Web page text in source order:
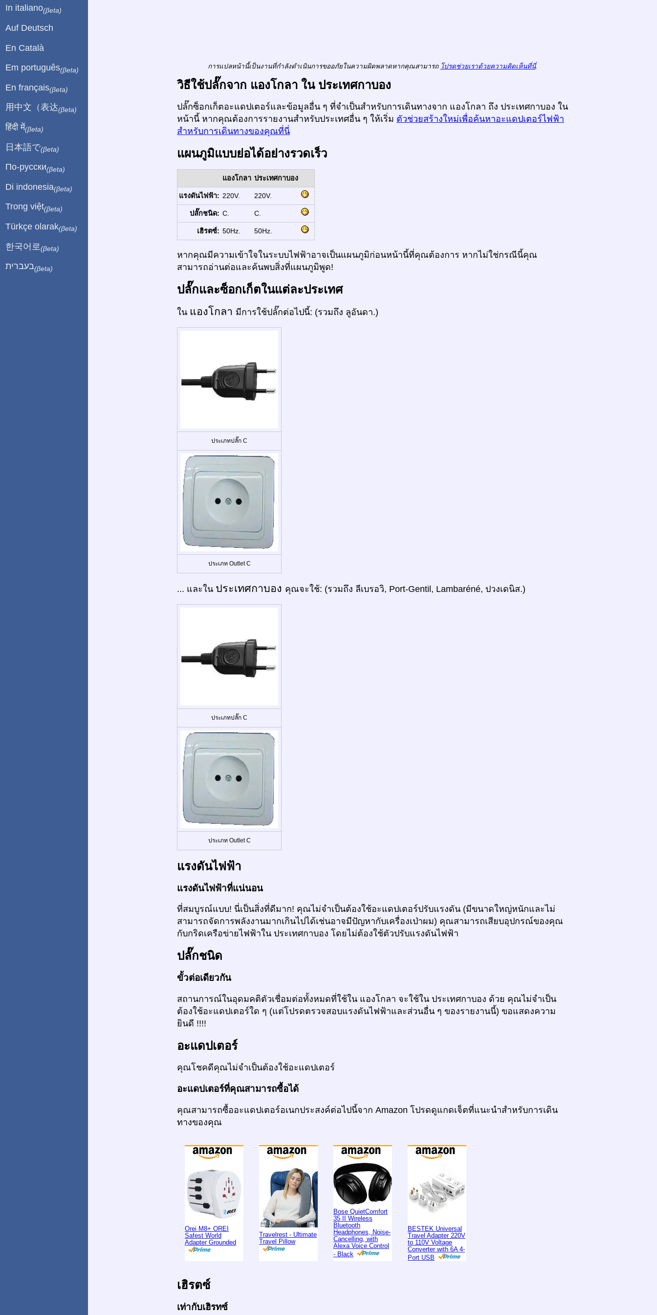
การแปลหน้านี้เป็นงานที่กำลังดำเนินการขออภัยในความผิดพลาดหากคุณสามารถ โปรดช่วยเราด้วยความคิดเห็นที่นี่.
วิธีใช้ปลั๊กจาก แองโกลา ใน ประเทศกาบอง
ปลั๊กซ็อกเก็ตอะแดปเตอร์และข้อมูลอื่น ๆ ที่จำเป็นสำหรับการเดินทางจาก แองโกลา ถึง ประเทศกาบอง ใน
หน้านี้ หากคุณต้องการรายงานสำหรับประเทศอื่น ๆ ให้เริ่ม ตัวช่วยสร้างใหม่เพื่อค้นหาอะแดปเตอร์ไฟฟ้า
สำหรับการเดินทางของคุณที่นี่
แผนภูมิแบบย่อได้อย่างรวดเร็ว
แองโกลา ประเทศกาบอง
แรงดันไฟฟ้า: 220V. 220V.
ปลั๊กชนิด: C. C.
เฮิรตซ์: 50Hz. 50Hz.
หากคุณมีความเข้าใจในระบบไฟฟ้าอาจเป็นแผนภูมิก่อนหน้านี้ที่คุณต้องการ หากไม่ใช่กรณีนี้คุณ
สามารถอ่านต่อและค้นพบสิ่งที่แผนภูมิพูด!
ปลั๊กและซ็อกเก็ตในแต่ละประเทศ
ใน แองโกลา มีการใช้ปลั๊กต่อไปนี้: (รวมถึง ลูอันดา.)
ประเภทปลั๊ก C
ประเภท Outlet C
... และใน ประเทศกาบอง คุณจะใช้: (รวมถึง ลีเบรอวิ, Port-Gentil, Lambaréné, ปวงเดนิส.)
ประเภทปลั๊ก C
ประเภท Outlet C
แรงดันไฟฟ้า
แรงดันไฟฟ้าที่แน่นอน
ที่สมบูรณ์แบบ! นี่เป็นสิ่งที่ดีมาก! คุณไม่จำเป็นต้องใช้อะแดปเตอร์ปรับแรงดัน (มีขนาดใหญ่หนักและไม่
สามารถจัดการพลังงานมากเกินไปได้เช่นอาจมีปัญหากับเครื่องเป่าผม) คุณสามารถเสียบอุปกรณ์ของคุณ
กับกริดเครือข่ายไฟฟ้าใน ประเทศกาบอง โดยไม่ต้องใช้ตัวปรับแรงดันไฟฟ้า
ปลั๊กชนิด
ขั้วต่อเดียวกัน
สถานการณ์ในอุดมคติตัวเชื่อมต่อทั้งหมดที่ใช้ใน แองโกลา จะใช้ใน ประเทศกาบอง ด้วย คุณไม่จำเป็น
ต้องใช้อะแดปเตอร์ใด ๆ (แต่โปรดตรวจสอบแรงดันไฟฟ้าและส่วนอื่น ๆ ของรายงานนี้) ขอแสดงความ
ยินดี !!!!
อะแดปเตอร์
คุณโชคดีคุณไม่จำเป็นต้องใช้อะแดปเตอร์
อะแดปเตอร์ที่คุณสามารถซื้อได้
คุณสามารถซื้ออะแดปเตอร์อเนกประสงค์ต่อไปนี้จาก Amazon โปรดดูแกดเจ็ตที่แนะนำสำหรับการเดิน
ทางของคุณ
Orei M8+ OREI
Safest World
Adapter Grounded
Travelrest - Ultimate
Travel Pillow
Bose QuietComfort
35 II Wireless
Bluetooth
Headphones, Noise-
Cancelling, with
Alexa Voice Control
- Black
BESTEK Universal
Travel Adapter 220V
to 110V Voltage
Converter with 6A 4-
Port USB
เฮิรตซ์
เท่ากับเฮิรทซ์
In italiano(βeta)
Auf Deutsch
En Català
Em português(βeta)
En français(βeta)
用中文（表达(βeta)
हिंदी में(βeta)
日本語で(βeta)
По-русски(βeta)
Di indonesia(βeta)
Trong việt(βeta)
Türkçe olarak(βeta)
한국어로 (βeta)
בעברית(βeta)